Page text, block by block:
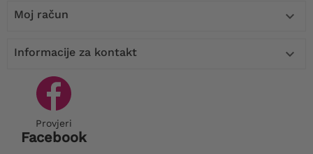
Moj račun 
Informacije za kontakt 
Provjeri
Facebook